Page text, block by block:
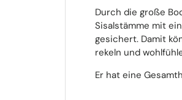
Durch die große
Sisalstämme mit
gesichert. Damit
rekeln und
Er hat eine